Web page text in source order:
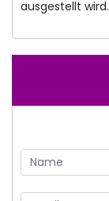
ausgestellt wird.